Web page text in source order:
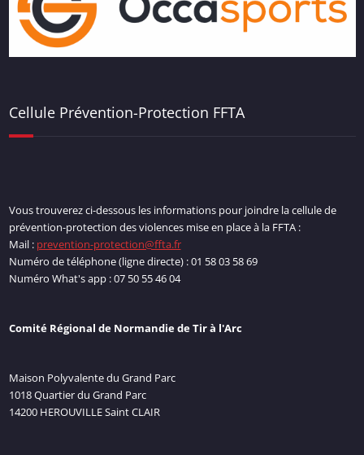
Cellule Prévention-Protection FFTA
Vous trouverez ci-dessous les informations pour joindre la cellule de
prévention-protection des violences mise en place à la FFTA :
Mail : prevention-protection@ffta.fr
Numéro de téléphone (ligne directe) : 01 58 03 58 69
Numéro What's app : 07 50 55 46 04
Comité Régional de Normandie de Tir à l'Arc
Maison Polyvalente du Grand Parc
1018 Quartier du Grand Parc
14200 HEROUVILLE Saint CLAIR